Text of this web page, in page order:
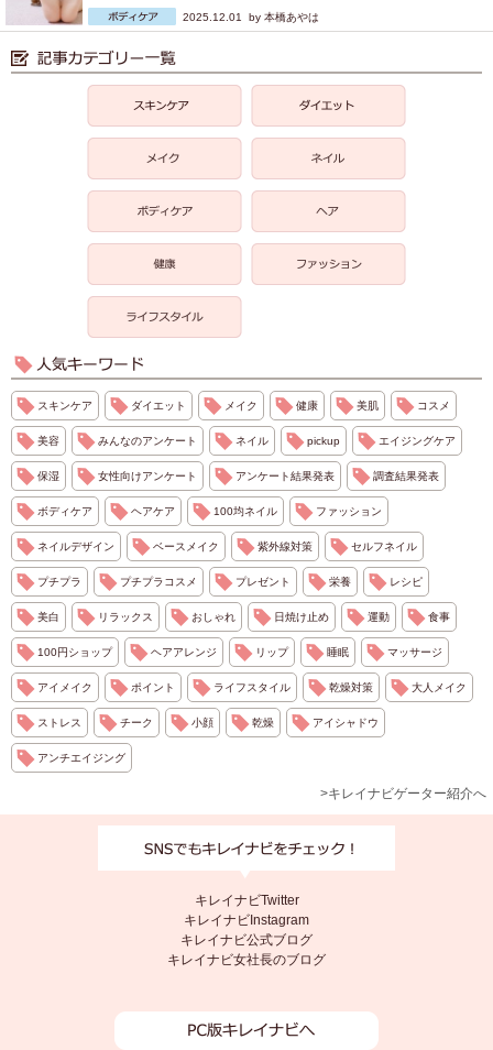
2025.12.01 by 本橋あやは
スキンケア ダイエット メイク 健康 美肌 コスメ
美容 みんなのアンケート ネイル pickup エイジングケア
保湿 女性向けアンケート アンケート結果発表 調査結果発表
ボディケア ヘアケア 100均ネイル ファッション
ネイルデザイン ベースメイク 紫外線対策 セルフネイル
プチプラ プチプラコスメ プレゼント 栄養 レシピ
美白 リラックス おしゃれ 日焼け止め 運動 食事
100円ショップ ヘアアレンジ リップ 睡眠 マッサージ
アイメイク ポイント ライフスタイル 乾燥対策 大人メイク
ストレス チーク 小顔 乾燥 アイシャドウ
アンチエイジング
>キレイナビゲーター紹介へ
キレイナビTwitter
キレイナビInstagram
キレイナビ公式ブログ
キレイナビ女社長のブログ